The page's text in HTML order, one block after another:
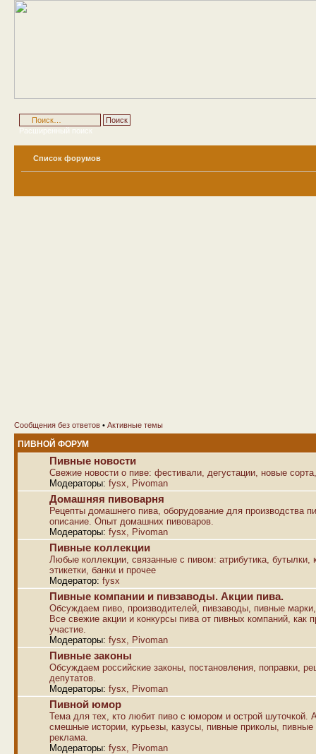
Расширенный поиск
Список форумов
Сообщения без ответов • Активные темы
ПИВНОЙ ФОРУМ
Пивные новости
Свежие новости о пиве: фестивали, дегустации, новые
Модераторы: fysx Pivoman
Домашняя пивоварня
Рецепты домашнего пива, оборудование для производства
описание. Опыт домашних пивоваров.
Модераторы: fysx Pivoman
Пивные коллекции
Любые коллекции, связанные с пивом: атрибутика, бутылки,
этикетки, банки и прочее
Модератор: fysx
Пивные компании и пивзаводы. Акции пива.
Обсуждаем пиво, производителей, пивзаводы, пивные
Все свежие акции и конкурсы пива от пивных компаний, как
участие.
Модераторы: fysx Pivoman
Пивные законы
Обсуждаем российские законы, постановления, поправки,
депутатов.
Модераторы: fysx Pivoman
Пивной юмор
Тема для тех, кто любит пиво с юмором и острой шуточкой.
смешные истории, курьезы, казусы, пивные приколы,
реклама.
Модераторы: fysx Pivoman